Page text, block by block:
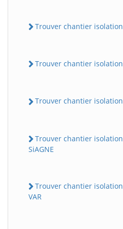
Trouver chantier isolation
Trouver chantier isolation
Trouver chantier isolation
Trouver chantier isolation
SiAGNE
Trouver chantier isolation
VAR